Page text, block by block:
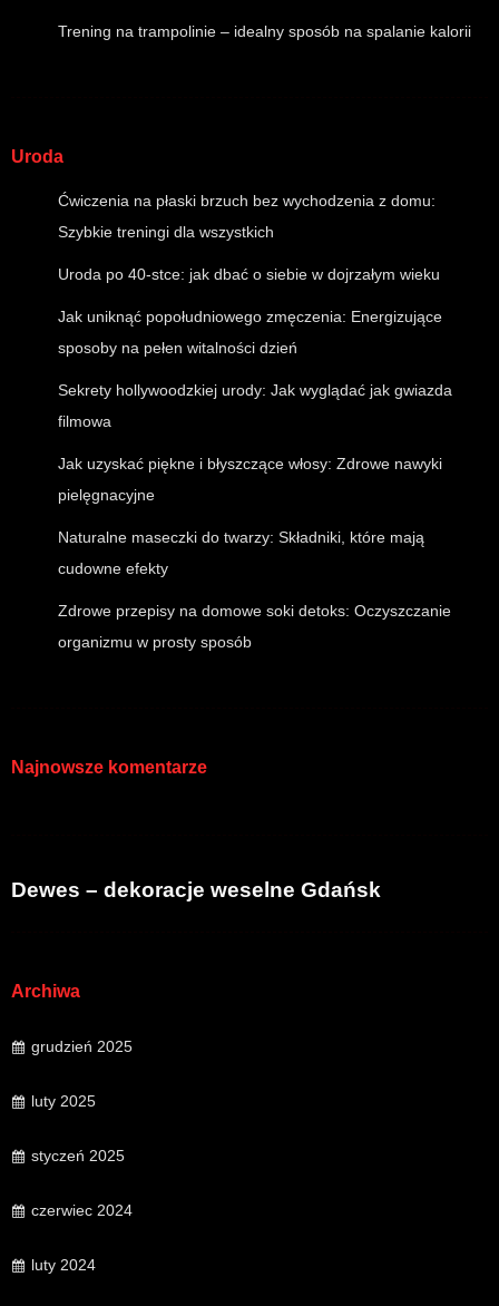
Trening na trampolinie – idealny sposób na spalanie kalorii
Uroda
Ćwiczenia na płaski brzuch bez wychodzenia z domu:
Szybkie treningi dla wszystkich
Uroda po 40-stce: jak dbać o siebie w dojrzałym wieku
Jak uniknąć popołudniowego zmęczenia: Energizujące
sposoby na pełen witalności dzień
Sekrety hollywoodzkiej urody: Jak wyglądać jak gwiazda
filmowa
Jak uzyskać piękne i błyszczące włosy: Zdrowe nawyki
pielęgnacyjne
Naturalne maseczki do twarzy: Składniki, które mają
cudowne efekty
Zdrowe przepisy na domowe soki detoks: Oczyszczanie
organizmu w prosty sposób
Najnowsze komentarze
Dewes – dekoracje weselne Gdańsk
Archiwa
grudzień 2025
luty 2025
styczeń 2025
czerwiec 2024
luty 2024